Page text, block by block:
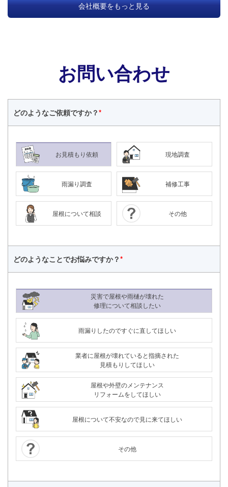
24時間365日対応
会社概要をもっと見る
お問い合わせ
どのようなご依頼ですか？*
お見積もり依頼 現地調査
雨漏り調査 補修工事
屋根について相談 その他
どのようなことでお悩みですか？*
災害で屋根や雨樋が壊れた
修理について相談したい
雨漏りしたのですぐに直してほしい
業者に屋根が壊れていると指摘された
見積もりしてほしい
屋根や外壁のメンテナンス
リフォームをしてほしい
屋根について不安なので見に来てほしい
その他